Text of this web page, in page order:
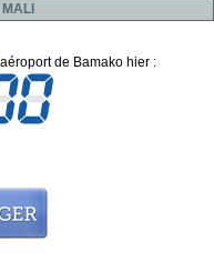
de Bamako hier :